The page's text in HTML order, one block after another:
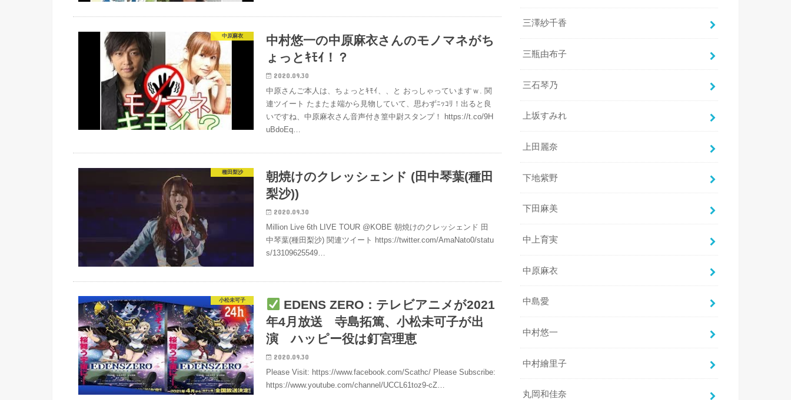
中原麻衣
中村悠一の中原麻衣さんのモノマネがち
ょっとｷﾓｲ！？
2020.09.30
中原さんご本人は、ちょっとｷﾓｲ、、と おっしゃっていますｗ. 関
連ツイート たまたま端から見物していて、思わずﾆｯｺﾘ！出ると良
いですね、中原麻衣さん音声付き篁中尉スタンプ！ https://t.co/9H
uBdoEq…
種田梨沙
朝焼けのクレッシェンド (田中琴葉(種田
梨沙))
2020.09.30
Million Live 6th LIVE TOUR @KOBE 朝焼けのクレッシェンド 田
中琴葉(種田梨沙) 関連ツイート https://twitter.com/AmaNato0/statu
s/13109625549…
小松未可子
EDENS ZERO：テレビアニメが2021
年4月放送 寺島拓篤、小松未可子が出
演 ハッピー役は釘宮理恵
2020.09.30
Please Visit: https://www.facebook.com/Scathc/ Please Subscribe:
https://www.youtube.com/channel/UCCL61toz9-cZ…
三澤紗千香
三瓶由布子
三石琴乃
上坂すみれ
上田麗奈
下地紫野
下田麻美
中上育実
中原麻衣
中島愛
中村悠一
中村繪里子
丸岡和佳奈